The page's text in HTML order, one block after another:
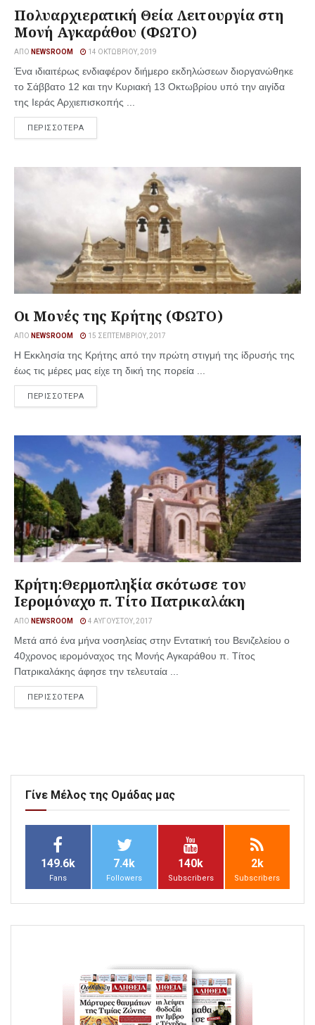
Πολυαρχιερατική Θεία Λειτουργία στη
Μονή Αγκαράθου (ΦΩΤΟ)
ΑΠΌ NEWSROOM 14 ΟΚΤΩΒΡΊΟΥ, 2019
Ένα ιδιαιτέρως ενδιαφέρον διήμερο εκδηλώσεων διοργανώθηκε
το Σάββατο 12 και την Κυριακή 13 Οκτωβρίου υπό την αιγίδα
της Ιεράς Αρχιεπισκοπής ...
ΠΕΡΙΣΣΟΤΕΡΑ
Οι Μονές της Κρήτης (ΦΩΤΟ)
ΑΠΌ NEWSROOM 15 ΣΕΠΤΕΜΒΡΊΟΥ, 2017
H Εκκλησία της Κρήτης από την πρώτη στιγμή της ίδρυσής της
έως τις μέρες μας είχε τη δική της πορεία ...
ΠΕΡΙΣΣΟΤΕΡΑ
Κρήτη:Θερμοπληξία σκότωσε τον
Ιερομόναχο π. Τίτο Πατρικαλάκη
ΑΠΌ NEWSROOM 4 ΑΥΓΟΎΣΤΟΥ, 2017
Μετά από ένα μήνα νοσηλείας στην Εντατική του Βενιζελείου ο
40χρονος ιερομόναχος της Μονής Αγκαράθου π. Τίτος
Πατρικαλάκης άφησε την τελευταία ...
ΠΕΡΙΣΣΟΤΕΡΑ
Γίνε Μέλος της Ομάδας μας
149.6k
Fans
7.4k
Followers
140k
Subscribers
2k
Subscribers